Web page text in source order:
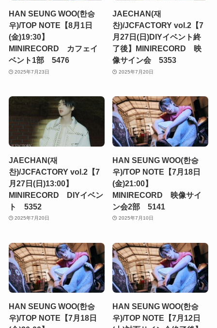
HAN SEUNG WOO(한승
우)/TOP NOTE【8月1日
(金)19:30】
MINIRECORD カフェイ
ベント1部 5476
2025年7月23日
JAECHAN(재
찬)/JCFACTORY vol.2【7
月27日(日)DIYイベント終
了後】MINIRECORD 映
像サイン会 5353
2025年7月20日
JAECHAN(재
찬)/JCFACTORY vol.2【7
月27日(日)13:00】
MINIRECORD DIYイベン
ト 5352
2025年7月20日
HAN SEUNG WOO(한승
우)/TOP NOTE【7月18日
(金)21:00】
MINIRECORD 映像サイ
ン会2部 5141
2025年7月10日
HAN SEUNG WOO(한승
우)/TOP NOTE【7月18日
HAN SEUNG WOO(한승
우)/TOP NOTE【7月12日